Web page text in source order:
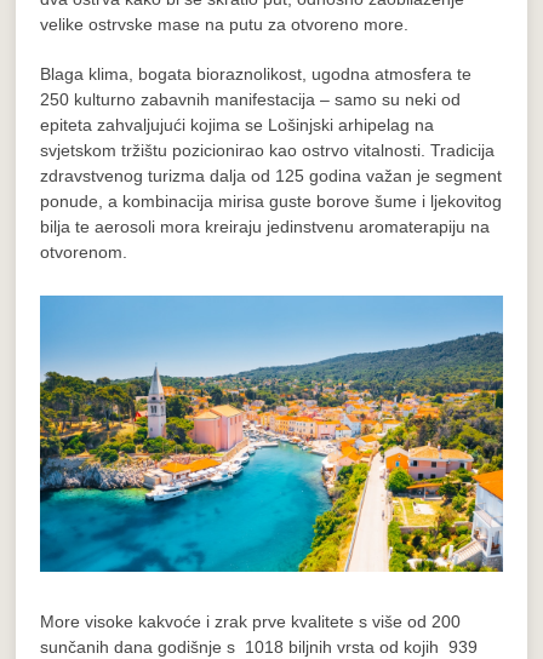
velike ostrvske mase na putu za otvoreno more.
Blaga klima, bogata bioraznolikost, ugodna atmosfera te
250 kulturno zabavnih manifestacija – samo su neki od
epiteta zahvaljujući kojima se Lošinjski arhipelag na
svjetskom tržištu pozicionirao kao ostrvo vitalnosti. Tradicija
zdravstvenog turizma dalja od 125 godina važan je segment
ponude, a kombinacija mirisa guste borove šume i ljekovitog
bilja te aerosoli mora kreiraju jedinstvenu aromaterapiju na
otvorenom.
More visoke kakvoće i zrak prve kvalitete s više od 200
sunčanih dana godišnje s 1018 biljnih vrsta od kojih 939